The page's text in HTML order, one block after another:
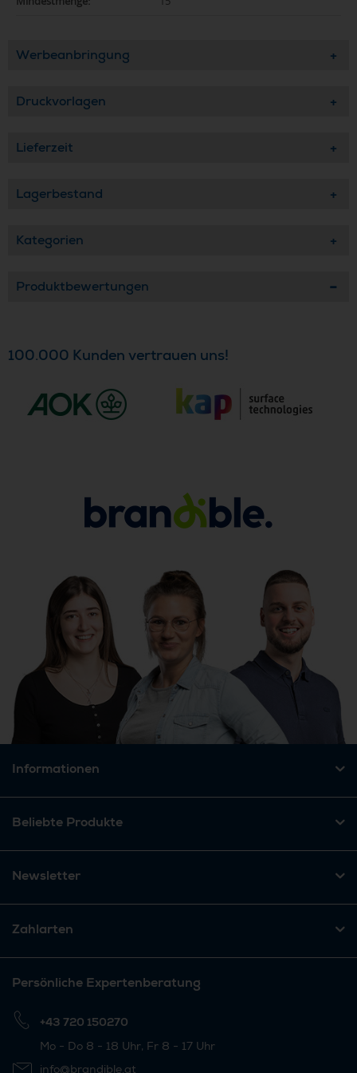
Werbeanbringung
Druckvorlagen
Lieferzeit
Lagerbestand
Kategorien
Produktbewertungen
100.000 Kunden vertrauen uns!
Informationen
Beliebte Produkte
Newsletter
Zahlarten
Persönliche Expertenberatung
+43 720 150270
Mo - Do 8 - 18 Uhr, Fr 8 - 17 Uhr
info@brandible.at